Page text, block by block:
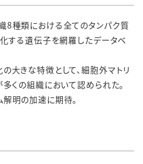
種類における全てのタンパク質
する遺伝子を網羅したデータベ
大きな特徴として、細胞外マトリ
くの組織において認められた。
明の加速に期待。